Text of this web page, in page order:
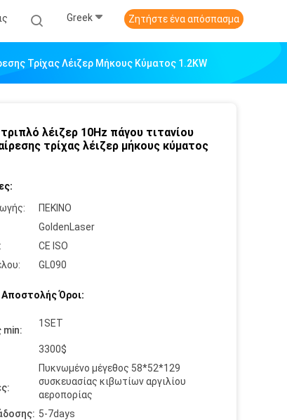
Greek Ζητήστε ένα απόσπασμα
Τρίχας Λέιζερ Μήκους Κύματος 1.2KW
λέιζερ 10Hz πάγου τιτανίου
τρίχας λέιζερ μήκους κύματος
ΠΕΚΙΝΟ
GoldenLaser
CE ISO
GL090
Όροι:
min:
1SET
3300$
Πυκνωμένο μέγεθος 58*52*129
συσκευασίας κιβωτίων αργιλίου
αεροπορίας
5-7days